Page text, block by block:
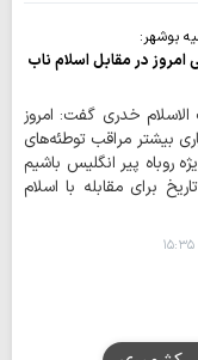
بوشهر:
امروز در مقابل اسلام ناب
خدری گفت: امروز
بیشتر مراقب توطئه‌های
روباه پیر انگلیس باشیم
برای مقابله با اسلام